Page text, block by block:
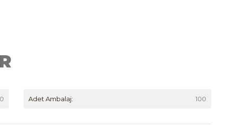
Adet Ambalaj: 100